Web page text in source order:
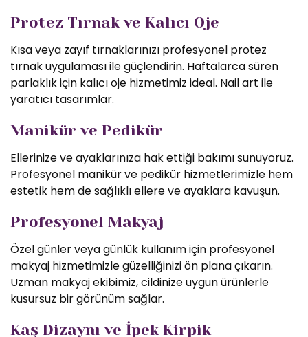
Protez Tırnak ve Kalıcı Oje
Kısa veya zayıf tırnaklarınızı profesyonel protez
tırnak uygulaması ile güçlendirin. Haftalarca süren
parlaklık için kalıcı oje hizmetimiz ideal. Nail art ile
yaratıcı tasarımlar.
Manikür ve Pedikür
Ellerinize ve ayaklarınıza hak ettiği bakımı sunuyoruz.
Profesyonel manikür ve pedikür hizmetlerimizle hem
estetik hem de sağlıklı ellere ve ayaklara kavuşun.
Profesyonel Makyaj
Özel günler veya günlük kullanım için profesyonel
makyaj hizmetimizle güzelliğinizi ön plana çıkarın.
Uzman makyaj ekibimiz, cildinize uygun ürünlerle
kusursuz bir görünüm sağlar.
Kaş Dizaynı ve İpek Kirpik